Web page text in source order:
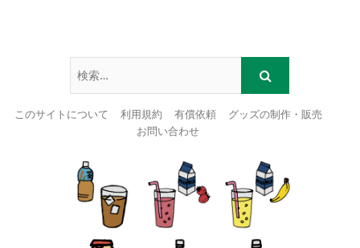
このサイトについて 利用規約 有償依頼
グッズの制作・販売
お問い合わせ
content